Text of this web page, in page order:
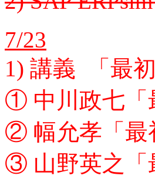
7/23
1) 講義 「最
① 中川政七「
② 幅允孝「最
③ 山野英之「